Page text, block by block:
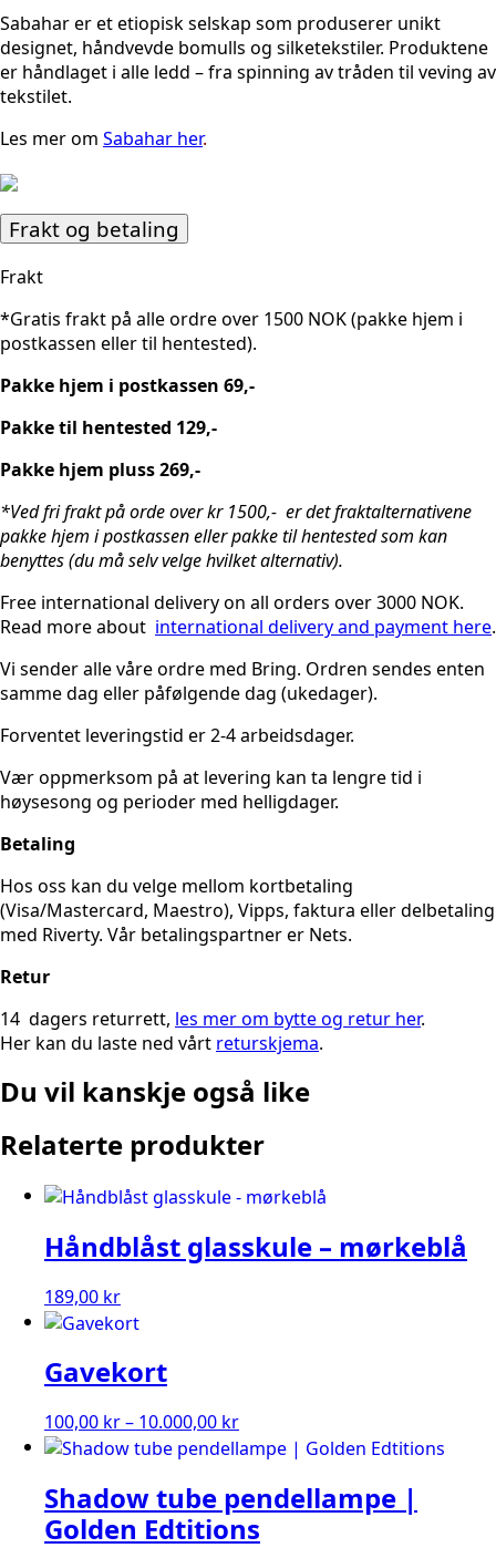
Sabahar er et etiopisk selskap som produserer unikt
designet, håndvevde bomulls og silketekstiler. Produktene
er håndlaget i alle ledd – fra spinning av tråden til veving av
tekstilet.
Les mer om Sabahar her.
Frakt og betaling
Frakt
*Gratis frakt på alle ordre over 1500 NOK (pakke hjem i
postkassen eller til hentested).
Pakke hjem i postkassen 69,-
Pakke til hentested 129,-
Pakke hjem pluss 269,-
*Ved fri frakt på orde over kr 1500,- er det fraktalternativene
pakke hjem i postkassen eller pakke til hentested som kan
benyttes (du må selv velge hvilket alternativ).
Free international delivery on all orders over 3000 NOK.
Read more about international delivery and payment here.
Vi sender alle våre ordre med Bring. Ordren sendes enten
samme dag eller påfølgende dag (ukedager).
Forventet leveringstid er 2-4 arbeidsdager.
Vær oppmerksom på at levering kan ta lengre tid i
høysesong og perioder med helligdager.
Betaling
Hos oss kan du velge mellom kortbetaling
(Visa/Mastercard, Maestro), Vipps, faktura eller delbetaling
med Riverty. Vår betalingspartner er Nets.
Retur
14 dagers returrett, les mer om bytte og retur her.
Her kan du laste ned vårt returskjema.
Du vil kanskje også like
Relaterte produkter
Håndblåst glasskule – mørkeblå
189,00 kr
Gavekort
100,00 kr– 10.000,00 krPrisområde:
100,00 kr
10.000,00 kr
Shadow tube pendellampe |
Golden Edtitions